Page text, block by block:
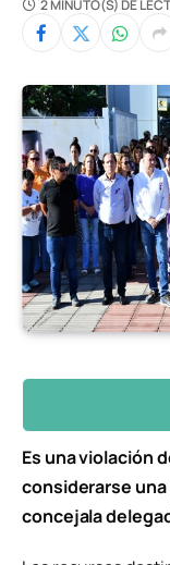
2 MINUTO(S) DE
Es una violación
considerarse una
concejala